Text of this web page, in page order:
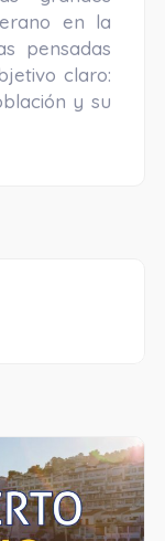
en la
pensadas
claro:
y su